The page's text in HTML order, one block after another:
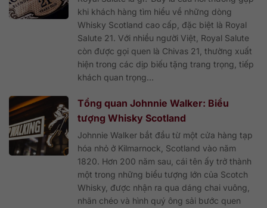
khi khách hàng tìm hiểu về những dòng
Whisky Scotland cao cấp, đặc biệt là Royal
Salute 21. Với nhiều người Việt, Royal Salute
còn được gọi quen là Chivas 21, thường xuất
hiện trong các dịp biếu tặng trang trọng, tiếp
khách quan trọng...
Tổng quan Johnnie Walker: Biểu
tượng Whisky Scotland
Johnnie Walker bắt đầu từ một cửa hàng tạp
hóa nhỏ ở Kilmarnock, Scotland vào năm
1820. Hơn 200 năm sau, cái tên ấy trở thành
một trong những biểu tượng lớn của Scotch
Whisky, được nhận ra qua dáng chai vuông,
nhãn chéo và hình quý ông sải bước quen